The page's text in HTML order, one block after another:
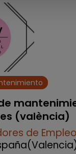
(valència)
de